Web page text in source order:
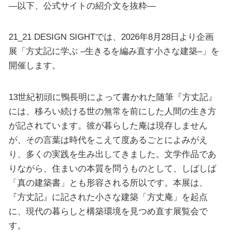
—以下、公式サイトの紹介文を抜粋—
21_21 DESIGN SIGHTでは、2026年8月28日より企画
展「方丈記に学ぶ –生きるを編み直す小さな建築–」を
開催します。
13世紀初頭に鴨長明によって書かれた随筆『方丈記』
には、移ろい続ける世の無常を前にした人間の生き方
が記されています。彼が暮らした庵は現存しません
が、その言葉は時代をこえて度あるごとによみがえ
り、多くの実践を生み出してきました。文学作品であ
りながら、住まいの本質を問うものとして、しばしば
「真の建築書」とも形容される所以です。本展は、
『方丈記』に記された小さな建築「方丈庵」を起点
に、現代の暮らしと構築環境を見つめ直す展覧会で
す。